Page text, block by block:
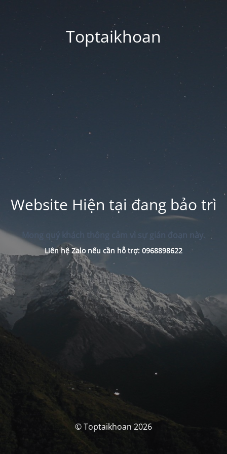
Toptaikhoan
Website Hiện tại đang bảo trì
Mong quý khách thông cảm vì sự gián đoạn này.
Liên hệ Zalo nếu cần hỗ trợ: 0968898622
© Toptaikhoan 2026